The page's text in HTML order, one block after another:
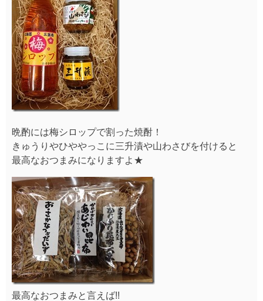
晩酌には梅シロップで割った焼酎！
きゅうりやひややっこに三升漬や山わさびを付けると
最高なおつまみになりますよ★
最高なおつまみと言えば!!